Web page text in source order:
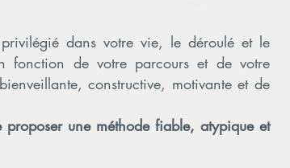
dans votre vie, le déroulé et le
fonction de votre parcours et de votre
constructive, motivante et de
une méthode fiable, atypique et